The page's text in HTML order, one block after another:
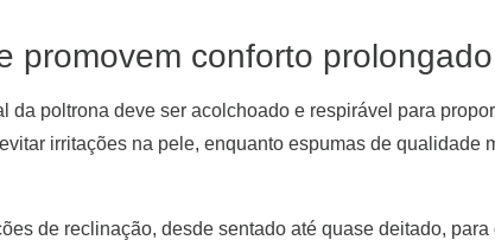
promovem conforto prolongado
da poltrona deve ser acolchoado e respirável para
irritações na pele, enquanto espumas de qualidade
de reclinação, desde sentado até quase deitado,